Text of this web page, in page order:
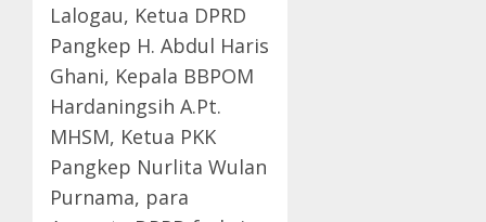
Lalogau, Ketua DPRD
Pangkep H. Abdul Haris
Ghani, Kepala BBPOM
Hardaningsih A.Pt.
MHSM, Ketua PKK
Pangkep Nurlita Wulan
Purnama, para